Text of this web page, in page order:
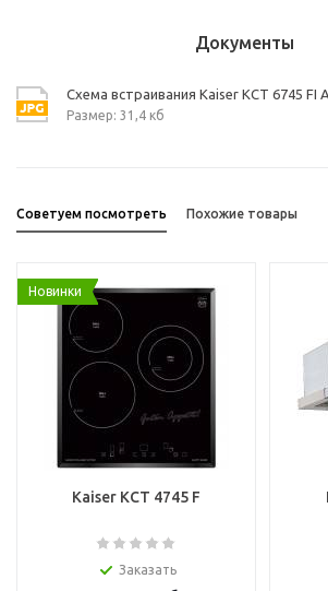
Документы
Схема встраивания Kaiser KCT 6745 FI
Размер: 31,4 кб
Советуем посмотреть Похожие товары
Новинки
Kaiser KCT 4745 F
Заказать